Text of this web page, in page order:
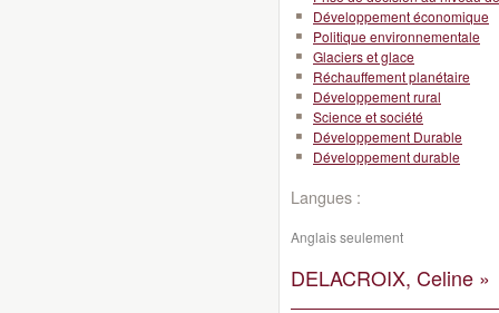
Développement économique
Politique environnementale
Glaciers et glace
Réchauffement planétaire
Développement rural
Science et société
Développement Durable
Développement durable
Langues :
Anglais seulement
DELACROIX, Celine »